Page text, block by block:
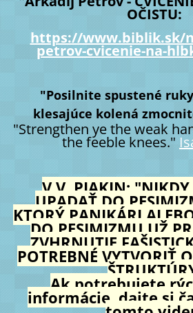
OČISTU:
https://www.biblik.sk/
petrov-cvicenie-na-
"Posilnite spustené
klesajúce kolená
"Strengthen ye the weak
the feeble knees."
V.V. PJAKIN: "NIKDY
UPADAŤ DO
KTORÝ PANIKÁRI
DO PESIMIZMU UŽ
ZVHRNUTIE
POTREBNÉ VYTVORIŤ
Ak potrebujete
informácie, dajte si